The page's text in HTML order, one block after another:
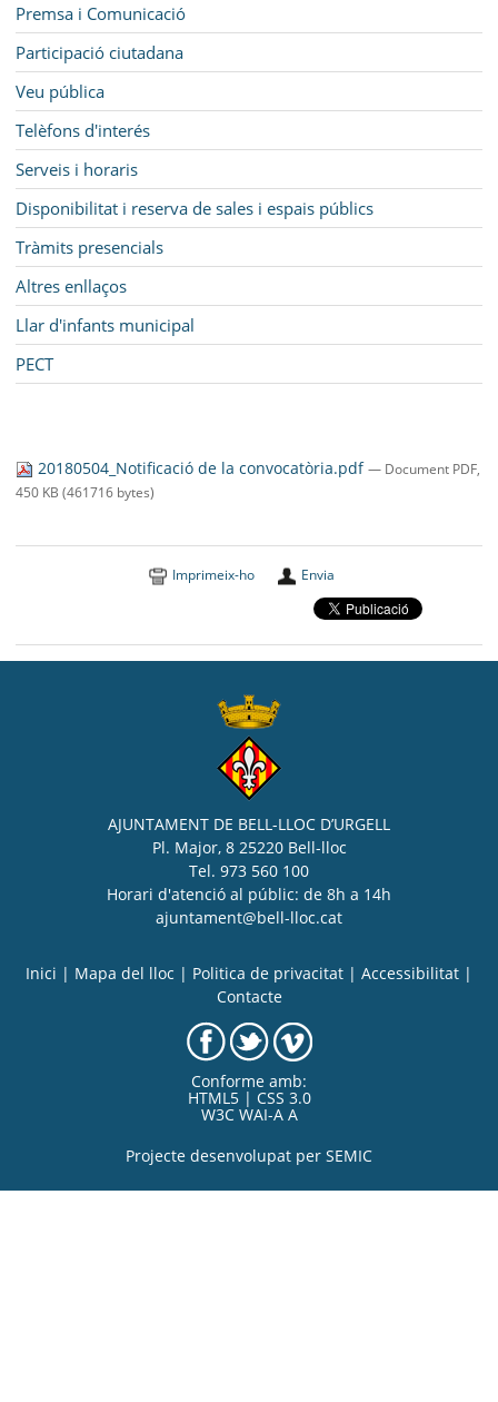
Premsa i Comunicació
Participació ciutadana
Veu pública
Telèfons d'interés
Serveis i horaris
Disponibilitat i reserva de sales i espais públics
Tràmits presencials
Altres enllaços
Llar d'infants municipal
PECT
20180504_Notificació de la convocatòria.pdf— Document PDF,
450 KB (461716 bytes)
Imprimeix-ho Envia
AJUNTAMENT DE BELL-LLOC D’URGELL
Pl. Major, 8 25220 Bell-lloc
Tel. 973 560 100
Horari d'atenció al públic: de 8h a 14h
ajuntament@bell-lloc.cat
Inici Mapa del lloc Politica de privacitat Accessibilitat
Contacte
Conforme amb:
HTML5 | CSS 3.0
W3C WAI-A A
Projecte desenvolupat per SEMIC